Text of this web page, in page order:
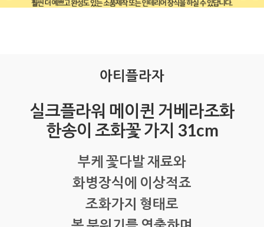
아티플라자
실크플라워 메이퀸 거베라조화
한송이 조화꽃 가지 31cm
부케 꽃다발 재료와
화병장식에 이상적죠
조화가지 형태로